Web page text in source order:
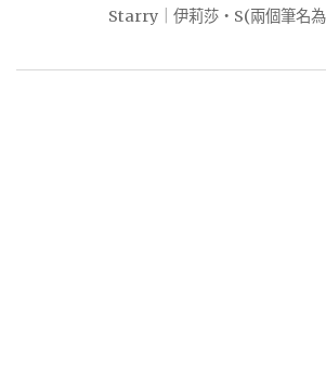
Starry｜伊莉莎・S(兩個筆名